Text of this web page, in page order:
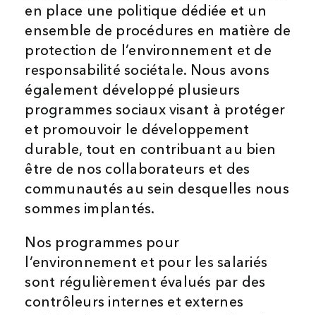
en place une politique dédiée et un
ensemble de procédures en matière de
protection de l’environnement et de
responsabilité sociétale. Nous avons
également développé plusieurs
programmes sociaux visant à protéger
et promouvoir le développement
durable, tout en contribuant au bien
être de nos collaborateurs et des
communautés au sein desquelles nous
sommes implantés.
Nos programmes pour
l’environnement et pour les salariés
sont régulièrement évalués par des
contrôleurs internes et externes